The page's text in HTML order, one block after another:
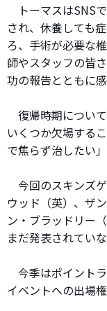
トーマスはSNS
され、休養しても
ろ、手術が必要な
師やスタッフの皆
功の報告とともに
復帰時期につい
いくつか欠場する
で焦らず治したい
今回のスキンズ
ウッド（英）、ザ
ン・ブラッドリー
まだ発表されていな
今季はポイント
イベントへの出場